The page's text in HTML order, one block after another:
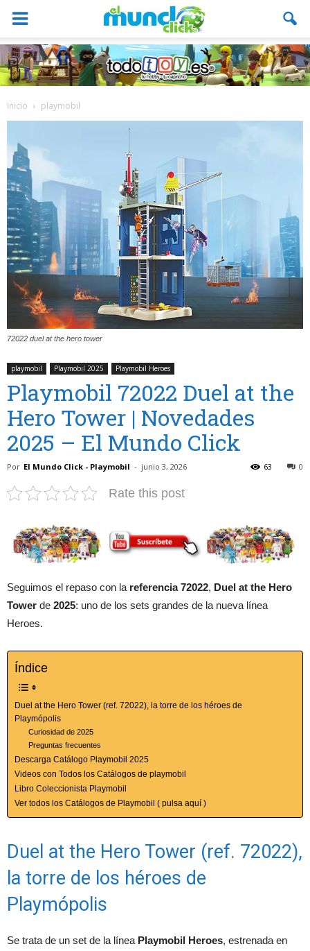
Inicio playmobil
72022 duel at the hero tower
playmobil Playmobil 2025 Playmobil Heroes
Playmobil 72022 Duel at the
Hero Tower | Novedades
2025 – El Mundo Click
Por El Mundo Click - Playmobil - junio 3, 2026 0
63
Rate this post
Seguimos el repaso con la referencia 72022, Duel at the Hero
Tower de 2025: uno de los sets grandes de la nueva línea
Heroes.
Índice
Duel at the Hero Tower (ref. 72022), la torre de los héroes de
Playmópolis
Curiosidad de 2025
Preguntas frecuentes
Descarga Catálogo Playmobil 2025
Videos con Todos los Catálogos de playmobil
Libro Coleccionista Playmobil
Ver todos los Catálogos de Playmobil ( pulsa aquí )
Duel at the Hero Tower (ref. 72022),
la torre de los héroes de
Playmópolis
Se trata de un set de la línea Playmobil Heroes, estrenada en